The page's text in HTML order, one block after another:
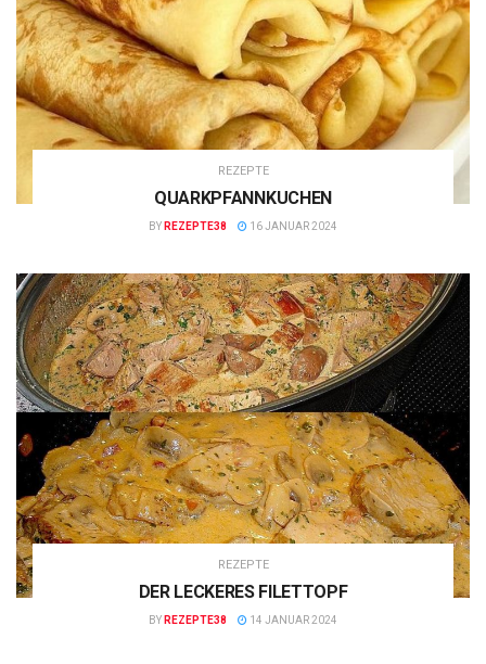
REZEPTE
QUARKPFANNKUCHEN
BY REZEPTE38 16 JANUAR 2024
REZEPTE
DER LECKERES FILETTOPF
BY REZEPTE38 14 JANUAR 2024